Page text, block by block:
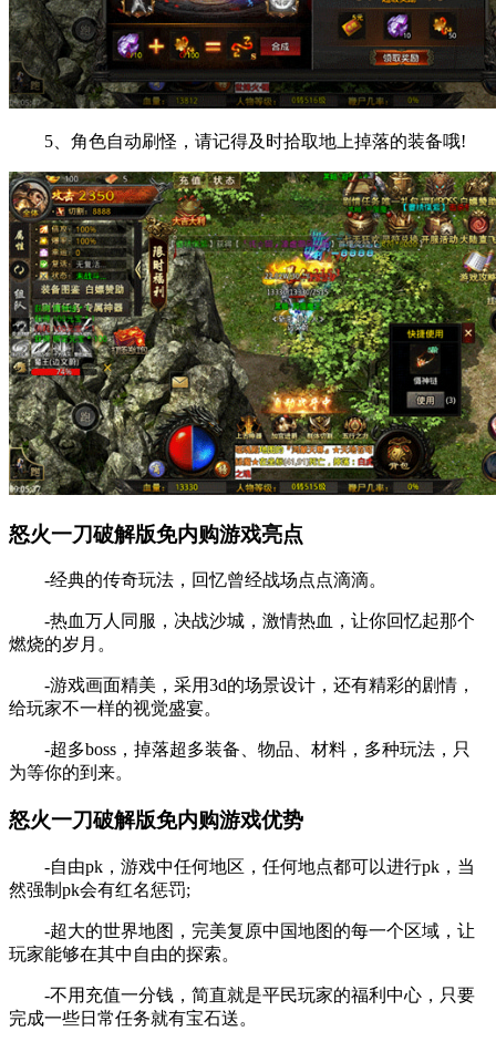
5、角色自动刷怪，请记得及时拾取地上掉落的装备哦!
怒火一刀破解版免内购游戏亮点
-经典的传奇玩法，回忆曾经战场点点滴滴。
-热血万人同服，决战沙城，激情热血，让你回忆起那个
燃烧的岁月。
-游戏画面精美，采用3d的场景设计，还有精彩的剧情，
给玩家不一样的视觉盛宴。
-超多boss，掉落超多装备、物品、材料，多种玩法，只
为等你的到来。
怒火一刀破解版免内购游戏优势
-自由pk，游戏中任何地区，任何地点都可以进行pk，当
然强制pk会有红名惩罚;
-超大的世界地图，完美复原中国地图的每一个区域，让
玩家能够在其中自由的探索。
-不用充值一分钱，简直就是平民玩家的福利中心，只要
完成一些日常任务就有宝石送。